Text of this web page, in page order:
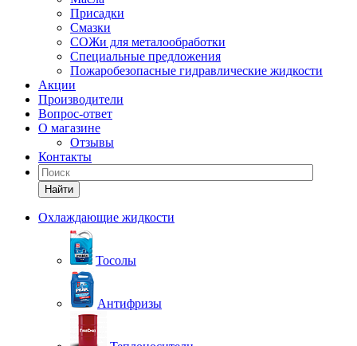
Присадки
Смазки
СОЖи для металообработки
Специальные предложения
Пожаробезопасные гидравлические жидкости
Акции
Производители
Вопрос-ответ
О магазине
Отзывы
Контакты
Найти
Охлаждающие жидкости
Тосолы
Антифризы